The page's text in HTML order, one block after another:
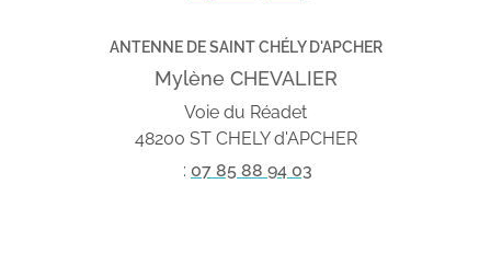
ANTENNE DE SAINT CHÉLY D'APCHER
Mylène CHEVALIER
Voie du Réadet
48200 ST CHELY d'APCHER
: 07 85 88 94 03